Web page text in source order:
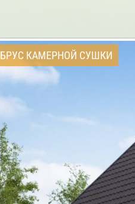
БРУС КАМЕРНОЙ СУШКИ